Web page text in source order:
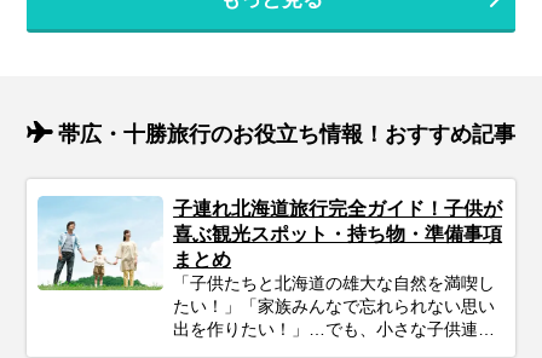
帯広・十勝旅行のお役立ち情報！おすすめ記事
子連れ北海道旅行完全ガイド！子供が
喜ぶ観光スポット・持ち物・準備事項
まとめ
「子供たちと北海道の雄大な自然を満喫し
たい！」「家族みんなで忘れられない思い
出を作りたい！」…でも、小さな子供連れ